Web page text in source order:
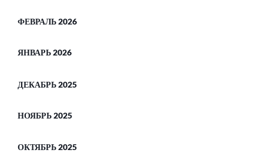
ФЕВРАЛЬ 2026
ЯНВАРЬ 2026
ДЕКАБРЬ 2025
НОЯБРЬ 2025
ОКТЯБРЬ 2025